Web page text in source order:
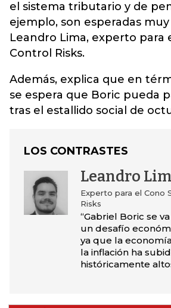
el sistema tributario y de
ejemplo, son esperadas
Leandro Lima, experto para
Control Risks.
Además, explica que en
se espera que Boric pueda
tras el estallido social de
LOS CONTRASTES
Leandro
Experto para el Cono
Risks
“Gabriel Boric se
un desafío
ya que la
la inflación ha
históricamente